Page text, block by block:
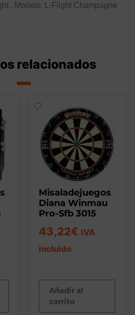
. Modelo: L-Flight Champagne
relacionados
Misaladejuegos
Diana Winmau
Pro-Sfb 3015
43,22€ IVA
incluido
Añadir al
carrito